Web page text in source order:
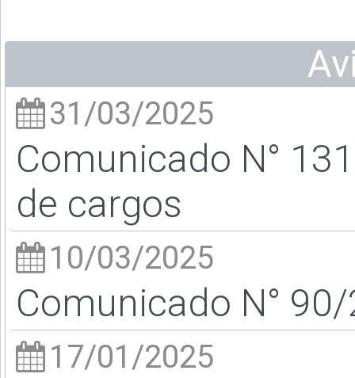
31/03/2025
Comunicado N°
de cargos
10/03/2025
Comunicado N°
17/01/2025